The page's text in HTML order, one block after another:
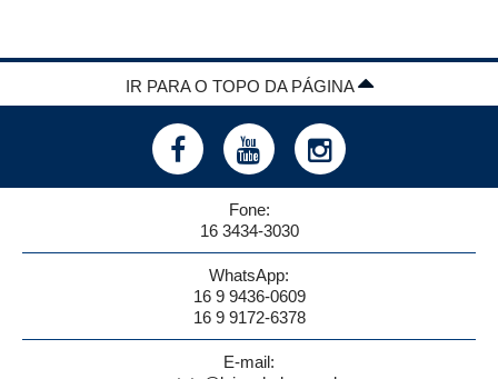
IR PARA O TOPO DA PÁGINA
Fone:
16 3434-3030
WhatsApp:
16 9 9436-0609
16 9 9172-6378
E-mail: